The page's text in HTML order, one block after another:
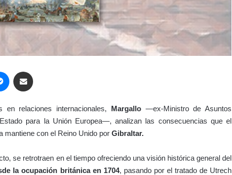
Messenger
en relaciones internacionales, Margallo—ex-Ministro de Asuntos
para la Unión Europea—, analizan las consecuencias que el
mantiene con el Reino Unido por Gibraltar.
se retrotraen en el tiempo ofreciendo una visión histórica general del
la ocupación británica en 1704, pasando por el tratado de Utrech